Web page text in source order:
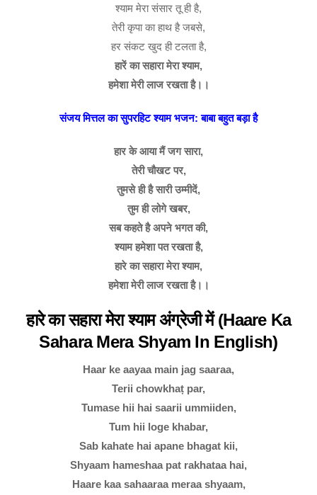
श्याम मेरा संसार तू ही है,
तेरी कृपा का हाथ है जबसे,
हर संकट खुद ही टलता है,
हारें का सहारा मेरा श्याम,
हमेशा मेरी लाज रखता है।।
संजय मित्तल का सुपरहिट श्याम भजन: बाबा बहुत बड़ा है
हार के आया मैं जग सारा,
तेरी चौखट पर,
तुमसे ही है सारी उम्मीदें,
तुम ही लोगे खबर,
सब कहते है अपने भगत की,
श्याम हमेशा पत रखता है,
हारे का सहारा मेरा श्याम,
हमेशा मेरी लाज रखता है।।
हारे का सहारा मेरा श्याम अंग्रेजी में (Haare Ka
Sahara Mera Shyam In English)
Haar ke aayaa main jag saaraa,
Terii chowkhaṭ par,
Tumase hii hai saarii ummiiden,
Tum hii loge khabar,
Sab kahate hai apane bhagat kii,
Shyaam hameshaa pat rakhataa hai,
Haare kaa sahaaraa meraa shyaam,